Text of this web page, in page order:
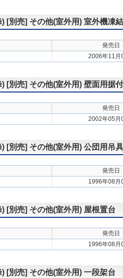
[別売] その他(室外用) 室外機凍
発売日
2006年11月
[別売] その他(室外用) 壁面用据
発売日
2002年05月
[別売] その他(室外用) 公団用吊具
発売日
1996年08月
[別売] その他(室外用) 屋根置台
発売日
1996年08月
[別売] その他(室外用) 一段架台